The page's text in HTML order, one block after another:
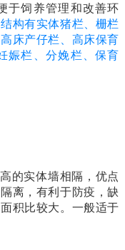
于饲养管理和改善环
构有实体猪栏、栅栏
床产仔栏、高床保育
娠栏、分娩栏、保育
的实体墙相隔，优点
离，有利于防疫，缺
积比较大。一般适于